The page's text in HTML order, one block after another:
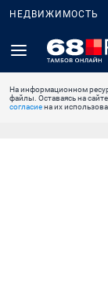
НЕДВИЖИМОСТЬ
На информационном
файлы. Оставаясь на
согласиена их